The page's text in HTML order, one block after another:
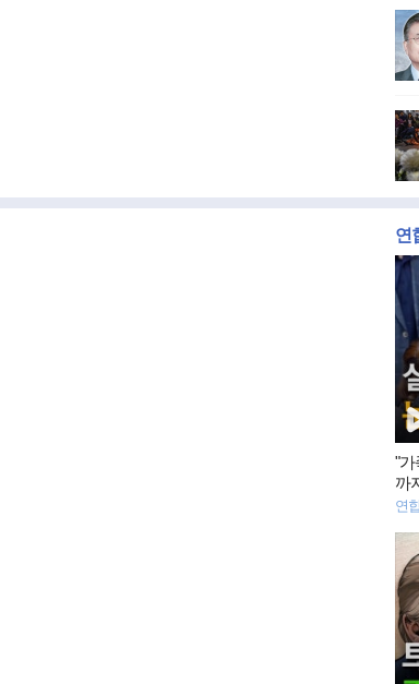
연
동
영
상
뉴
스
"가
까
연
동
영
상
뉴
스